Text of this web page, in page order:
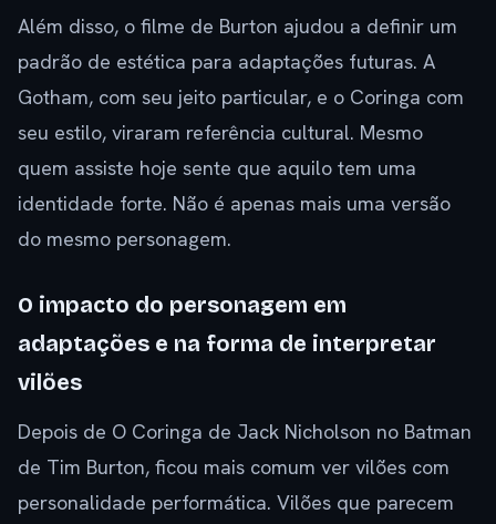
Além disso, o filme de Burton ajudou a definir um
padrão de estética para adaptações futuras. A
Gotham, com seu jeito particular, e o Coringa com
seu estilo, viraram referência cultural. Mesmo
quem assiste hoje sente que aquilo tem uma
identidade forte. Não é apenas mais uma versão
do mesmo personagem.
O impacto do personagem em
adaptações e na forma de interpretar
vilões
Depois de O Coringa de Jack Nicholson no Batman
de Tim Burton, ficou mais comum ver vilões com
personalidade performática. Vilões que parecem